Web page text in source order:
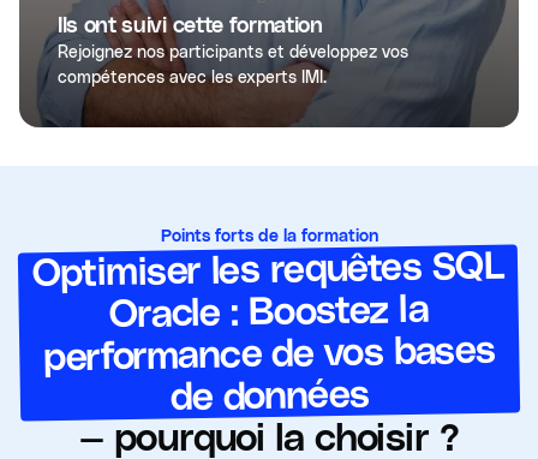
Ils ont suivi cette formation
Rejoignez nos participants et développez vos
compétences avec les experts IMI.
Points forts de la formation
Optimiser les requêtes SQL
Oracle : Boostez la
performance de vos bases
de données
— pourquoi la choisir ?